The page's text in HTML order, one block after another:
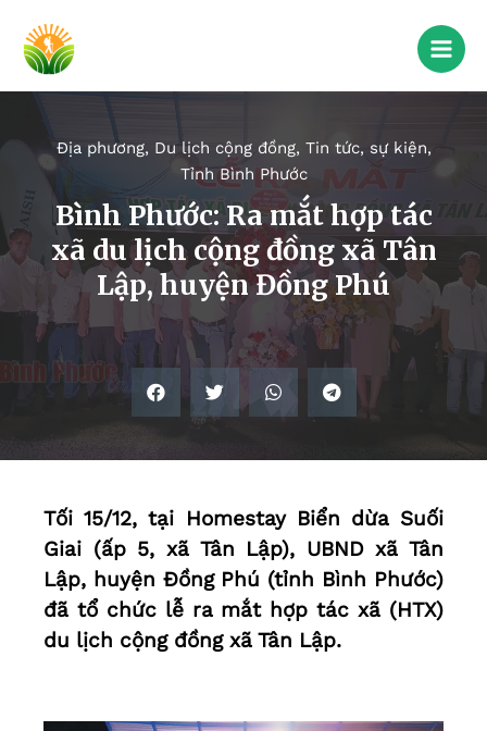
Địa phương, Du lịch cộng đồng, Tin tức, sự kiện,
Tỉnh Bình Phước
Bình Phước: Ra mắt hợp tác
xã du lịch cộng đồng xã Tân
Lập, huyện Đồng Phú
Tối 15/12, tại Homestay Biển dừa Suối
Giai (ấp 5, xã Tân Lập), UBND xã Tân
Lập, huyện Đồng Phú (tỉnh Bình Phước)
đã tổ chức lễ ra mắt hợp tác xã (HTX)
du lịch cộng đồng xã Tân Lập.